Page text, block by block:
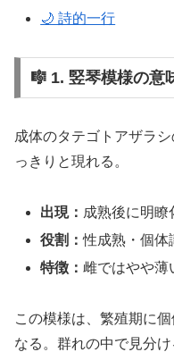
🌙 詩的一行
🎼 1. 竪琴模様の
成体のタテゴトアザラ
っきりと現れる。
出現： 成熟後に明瞭
役割：性成熟・個体
特徴：雌ではやや薄
この模様は、繁殖期に
なる。群れの中で見分